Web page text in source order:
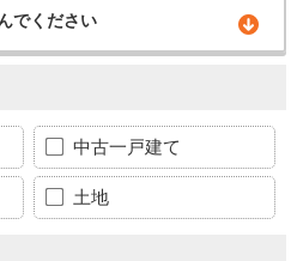
でください
中古一戸建て
土地